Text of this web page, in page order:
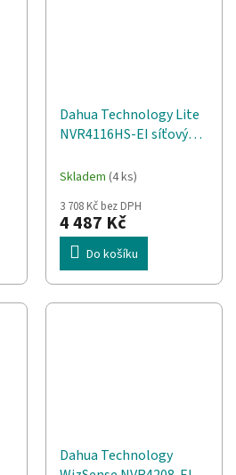
Dahua Technology Lite
NVR4116HS-EI síťový
Skladem (4 ks)
3 708 Kč bez DPH
4 487 Kč
Do košíku
Dahua Technology